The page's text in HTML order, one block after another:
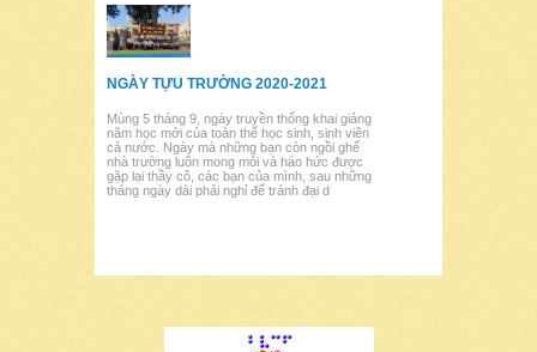
NGÀY TỰU TRƯỜNG 2020-2021
Mùng 5 tháng 9, ngày truyền thống khai giảng
năm học mới của toàn thể học sinh, sinh viên
cả nước. Ngày mà những bạn còn ngồi ghế
nhà trường luôn mong mỏi và háo hức được
gặp lại thầy cô, các bạn của mình, sau những
tháng ngày dài phải nghỉ để tránh đại d